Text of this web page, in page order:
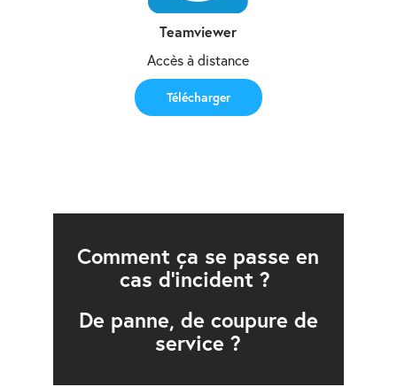
Teamviewer
Accès à distance
Télécharger
Comment ça se passe en
cas d'incident ?
De panne, de coupure de
service ?